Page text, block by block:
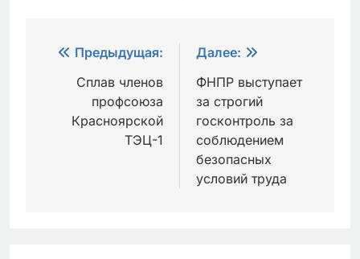
Навигация
записям
Предыдущая:
Сплав членов
профсоюза
Красноярской
ТЭЦ-1
Далее:
ФНПР выступает
за строгий
госконтроль за
соблюдением
безопасных
условий труда